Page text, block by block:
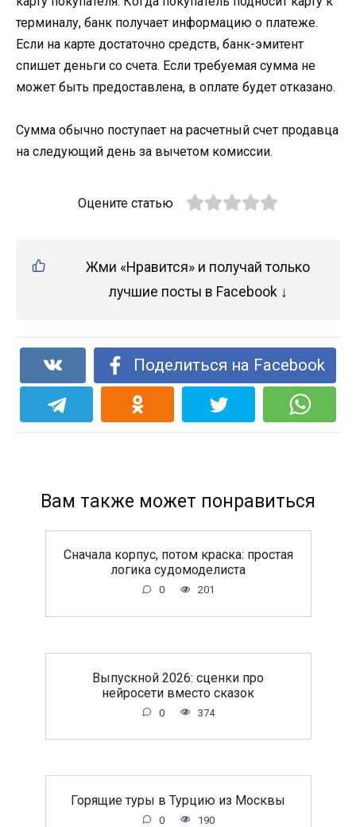
терминалу, банк получает информацию о платеже.
Если на карте достаточно средств, банк-эмитент
спишет деньги со счета. Если требуемая сумма не
может быть предоставлена, в оплате будет отказано.
Сумма обычно поступает на расчетный счет продавца
на следующий день за вычетом комиссии.
Оцените статью
Жми «Нравится» и получай только
лучшие посты в Facebook ↓
Поделиться на Facebook
Вам также может понравиться
Сначала корпус, потом краска: простая
логика судомоделиста
0 201
Выпускной 2026: сценки про
нейросети вместо сказок
0 374
Горящие туры в Турцию из Москвы
0 190